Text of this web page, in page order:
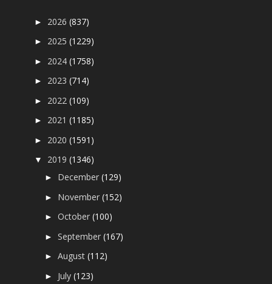
► 2026(837)
► 2025(1229)
► 2024(1758)
► 2023(714)
► 2022(109)
► 2021(1185)
► 2020(1591)
▼ 2019(1346)
► December(129)
► November(152)
►October(100)
►September(167)
►August(112)
► July(123)